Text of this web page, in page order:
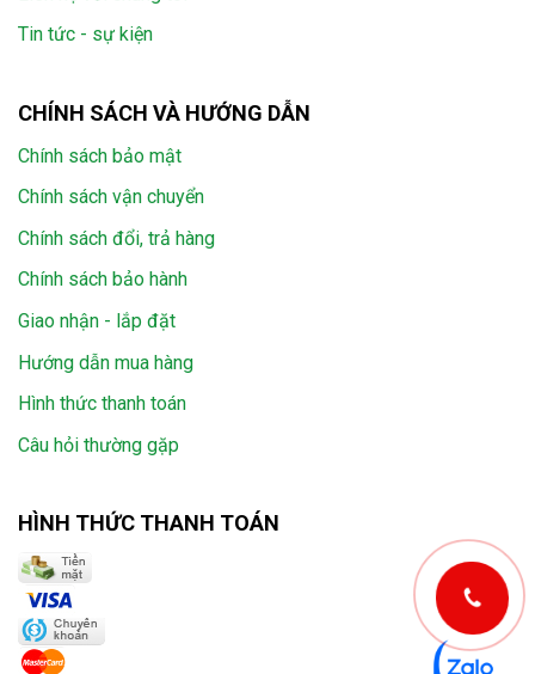
Tin tức - sự kiện
CHÍNH SÁCH VÀ HƯỚNG DẪN
Chính sách bảo mật
Chính sách vận chuyển
Chính sách đổi, trả hàng
Chính sách bảo hành
Giao nhận - lắp đặt
Hướng dẫn mua hàng
Hình thức thanh toán
Câu hỏi thường gặp
HÌNH THỨC THANH TOÁN